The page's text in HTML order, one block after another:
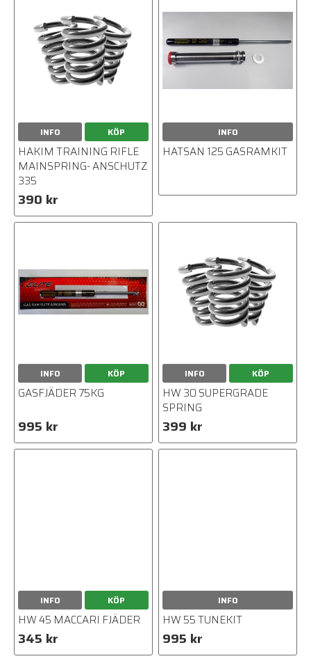
INFO KÖP
HAKIM TRAINING RIFLE
MAINSPRING- ANSCHUTZ
335
390 kr
INFO
HATSAN 125 GASRAMKIT
INFO KÖP
GASFJÄDER 75KG
995 kr
INFO KÖP
HW 30 SUPERGRADE
SPRING
399 kr
INFO KÖP
HW 45 MACCARI FJÄDER
345 kr
INFO
HW 55 TUNEKIT
995 kr